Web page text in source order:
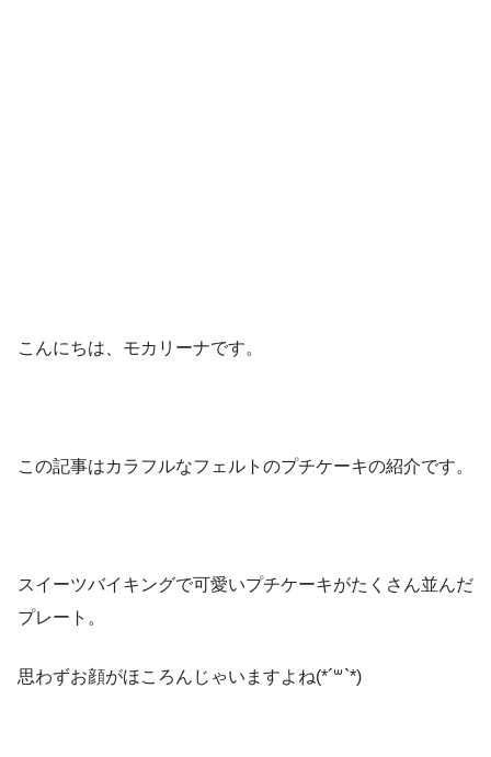
こんにちは、モカリーナです。
この記事はカラフルなフェルトのプチケーキの紹介です。
スイーツバイキングで可愛いプチケーキがたくさん並んだ
プレート。
思わずお顔がほころんじゃいますよね(*´꒳`*)